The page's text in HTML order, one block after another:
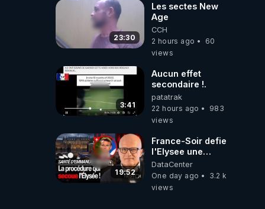
23:30
Les sectes New
Age
CCH
2 hours ago
60
views
3:41
Aucun effet
secondaire !.
patatrak
22 hours ago
983
views
19:52
France-Soir defie
l'Elysee une
procedure inedite
sur la sante du
president - Nexus
DataCenter
One day ago
3.2 k
views